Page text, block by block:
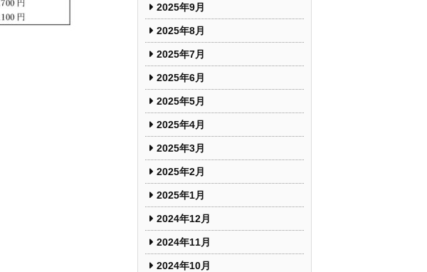
2025年9月
2025年8月
2025年7月
2025年6月
2025年5月
2025年4月
2025年3月
2025年2月
2025年1月
2024年12月
2024年11月
2024年10月